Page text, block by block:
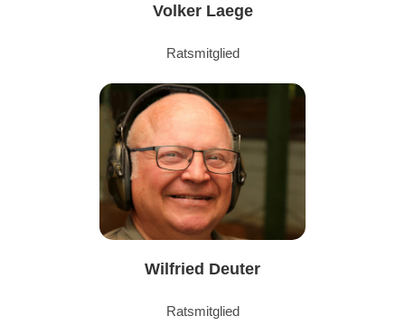
Volker Laege
Ratsmitglied
Wilfried Deuter
Ratsmitglied